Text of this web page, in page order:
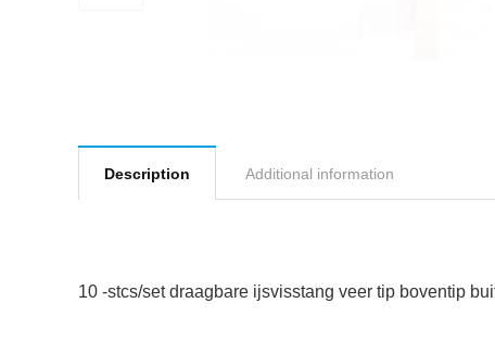
Description Additional information
10 -stcs/set draagbare ijsvisstang veer tip boventip